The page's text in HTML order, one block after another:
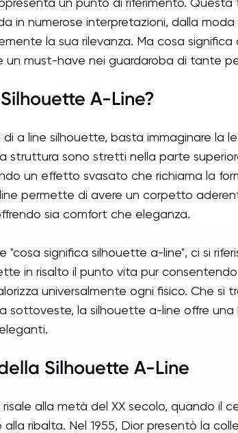
in numerose interpretazioni, dalla moda
la sua rilevanza. Ma cosa
un must-have nei guardaroba di tante
A-Line?
a line silhouette, basta immaginare la
struttura sono stretti nella parte
un effetto svasato che richiama la
permette di avere un corpetto
sia comfort che eleganza.
"cosa significa silhouette a-line", ci si
in risalto il punto vita pur
universalmente ogni fisico. Che si
sottoveste, la silhouette a-line offre una
Silhouette A-Line
alla metà del XX secolo, quando il
ribalta. Nel 1955, Dior presentò la